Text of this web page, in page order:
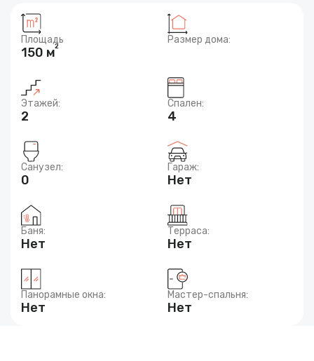
Площадь
150 м2
Размер дома:
Этажей:
2
Спален:
4
Санузел:
0
Гараж:
Нет
Баня:
Нет
Терраса:
Нет
Панорамные окна:
Нет
Мастер-спальня:
Нет